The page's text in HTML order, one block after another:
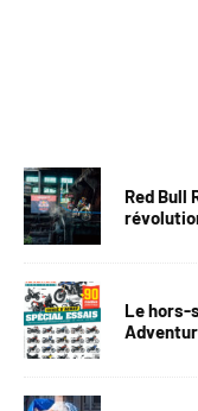
Red Bull
Le hors-